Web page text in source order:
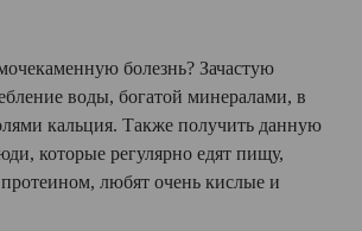
болезнь? Зачастую
воды, богатой минералами, в
кальция. Также получить данную
которые регулярно едят пищу,
любят очень кислые и